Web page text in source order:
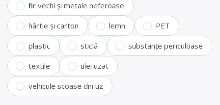
fier vechi și metale neferoase
hârtie și carton lemn PET
plastic sticlă substanțe periculoase
textile ulei uzat
vehicule scoase din uz